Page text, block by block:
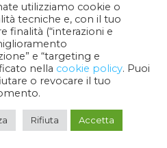
un marchio registrato.
26 | 35048 Stanghella
05185840286
utilizziamo cookie o
tecniche e, con il tuo
finalità (“interazioni e
e “targeting e
nella cookie policy. Puoi
o revocare il tuo
Rifiuta Accetta